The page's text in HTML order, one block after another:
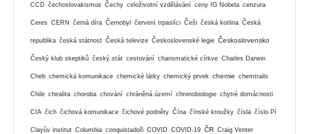
CCD čechoslovakismus Čechy celoživotní vzdělávání ceny IG Nobela cenzura
Ceres CERN černá díra Černobyl červení trpaslíci Češi česká kotlina Česká
republika česká státnost Česká televize Československé legie Československo
Český klub skeptiků český stát cestování charismatické církve Charles Darwin
Cheb chemická komunikace chemické látky chemický prvek chemie chemtrails
Chile chiralita choroba chování chráněná území chronobiologie chytré domácnosti
CIA čich čichová komunikace čichové podněty Čína čínské kroužky čísla číslo Pí
Clayův institut Columbia conquistadoři COVID COVID-19 ČR Craig Venter